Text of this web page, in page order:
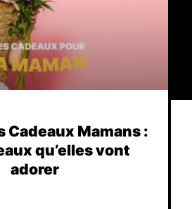
Cadeaux Mamans :
qu’elles vont
adorer